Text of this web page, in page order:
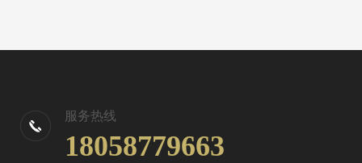
服务热线
18058779663